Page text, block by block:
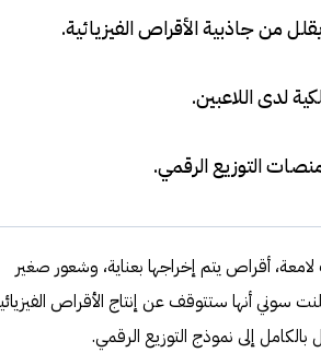
من جاذبية الأقراص الفيزيائية.
لدى اللاعبين.
التوزيع الرقمي.
أقراص يتم إخراجها بعناية، وشعور صغير
سوني أنها ستتوقف عن إنتاج الأقراص